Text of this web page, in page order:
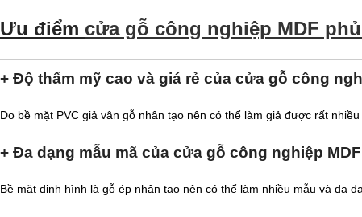
Ưu điểm cửa gỗ công nghiệp MDF
+ Độ thẩm mỹ cao và giá rẻ của cửa gỗ công
Do bề mặt PVC giả vân gỗ nhân tạo nên có thể làm giả được rất
+ Đa dạng mẫu mã của cửa gỗ công nghiệp
Bề mặt định hình là gỗ ép nhân tạo nên có thể làm nhiều mẫu và đa